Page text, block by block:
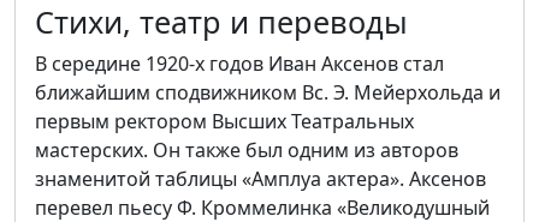
Стихи, театр и переводы
В середине 1920-х годов Иван Аксенов стал
ближайшим сподвижником Вс. Э. Мейерхольда и
первым ректором Высших Театральных
мастерских. Он также был одним из авторов
знаменитой таблицы «Амплуа актера». Аксенов
перевел пьесу Ф. Кроммелинка «Великодушный